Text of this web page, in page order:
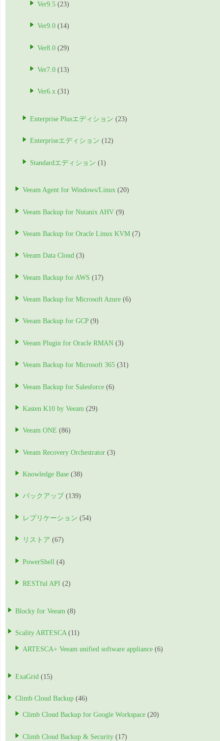
Ver9.5 (23)
Ver9.0 (14)
Ver8.0 (29)
Ver7.0 (13)
Ver6.x (31)
Enterprise Plusエディション (23)
Enterpriseエディション (12)
Standardエディション (1)
Veeam Agent for Windows/Linux (20)
Veeam Backup for Nutanix AHV (9)
Veeam Backup for Oracle Linux KVM (7)
Veeam Data Cloud (3)
Veeam Backup for AWS (17)
Veeam Backup for Microsoft Azure (6)
Veeam Backup for GCP(9)
Veeam Plugin for Oracle RMAN (3)
Veeam Backup for Microsoft 365 (31)
Veeam Backup for Salesforce (6)
Kasten K10 by Veeam (29)
Veeam ONE (86)
Veeam Recovery Orchestrator (3)
Knowledge Base (38)
バックアップ (139)
レプリケーション (54)
リストア (67)
PowerShell (4)
RESTful API (2)
Blocky for Veeam (8)
Scality ARTESCA (11)
ARTESCA+ Veeam unified software appliance (6)
ExaGrid (15)
Climb Cloud Backup (46)
Climb Cloud Backup for Google Workspace (20)
Climb Cloud Backup & Security (17)